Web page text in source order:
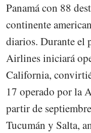
Panamá con 88
continente
diarios. Durante el
Airlines iniciará
California,
17 operado por la
partir de
Tucumán y Salta,